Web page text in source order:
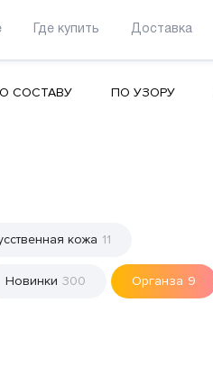
Где купить Доставка
СОСТАВУ ПО УЗОРУ
кожа 11
Новинки 300 Органза 9